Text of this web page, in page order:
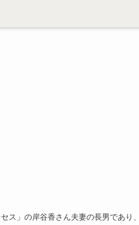
ス」の岸谷香さん夫妻の長男であり